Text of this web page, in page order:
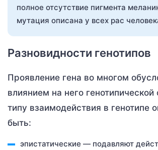
полное отсутствие пигмента
мутация описана у всех рас
Разновидности генотипов
Проявление гена во многом
влиянием на него
типу взаимодействия в генотипе
быть:
эпистатические — подавляют